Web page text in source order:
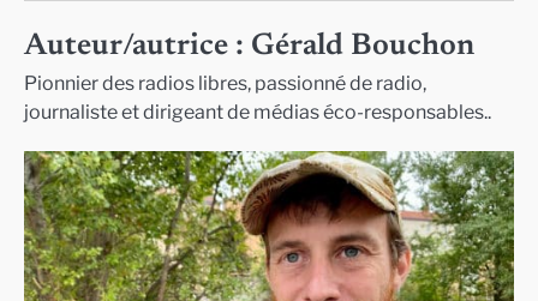
Auteur/autrice : Gérald Bouchon
Pionnier des radios libres, passionné de radio,
journaliste et dirigeant de médias éco-responsables..